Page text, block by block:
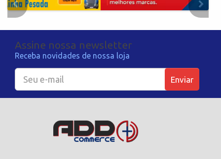
Assine nossa newsletter
Receba novidades de nossa loja
Enviar